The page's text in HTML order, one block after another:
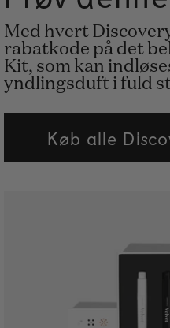
Med hvert
rabatkode på det
Kit, som kan
yndlingsduft i fuld
Køb alle